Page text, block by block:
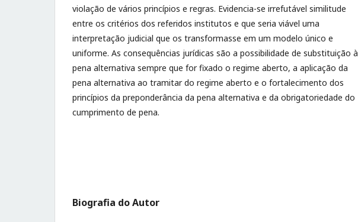
violação de vários princípios e regras. Evidencia-se irrefutável similitude
entre os critérios dos referidos institutos e que seria viável uma
interpretação judicial que os transformasse em um modelo único e
uniforme. As consequências jurídicas são a possibilidade de substituição à
pena alternativa sempre que for fixado o regime aberto, a aplicação da
pena alternativa ao tramitar do regime aberto e o fortalecimento dos
princípios da preponderância da pena alternativa e da obrigatoriedade do
cumprimento de pena.
Biografia do Autor